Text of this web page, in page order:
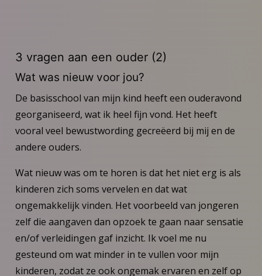
3 vragen aan een ouder (2)
Wat was nieuw voor jou?
De basisschool van mijn kind heeft een ouderavond
georganiseerd, wat ik heel fijn vond. Het heeft
vooral veel bewustwording gecreëerd bij mij en de
andere ouders.
Wat nieuw was om te horen is dat het niet erg is als
kinderen zich soms vervelen en dat wat
ongemakkelijk vinden. Het voorbeeld van jongeren
zelf die aangaven dan opzoek te gaan naar sensatie
en/of verleidingen gaf inzicht. Ik voel me nu
gesteund om wat minder in te vullen voor mijn
kinderen, zodat ze ook ongemak ervaren en zelf op